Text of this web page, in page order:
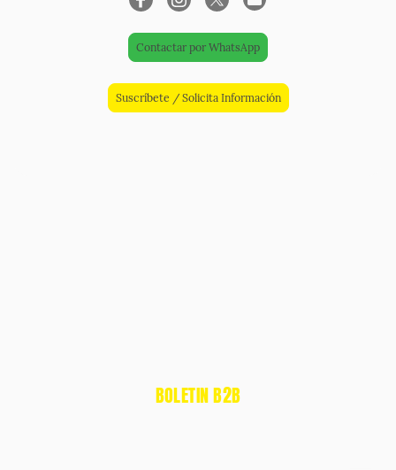
Contactar por WhatsApp
Suscríbete / Solicita Información
BOLETIN B2B